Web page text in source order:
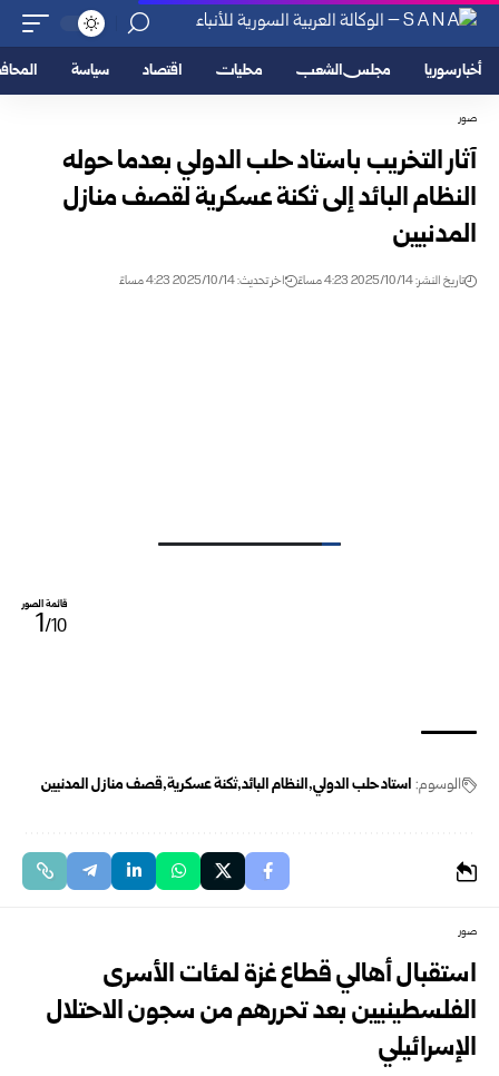
أخبار سوريا مجلس الشعب محليات اقتصاد سياسة
صور
آثار التخريب باستاد حلب الدولي بعدما حوله
النظام البائد إلى ثكنة عسكرية لقصف منازل
المدنيين
تاريخ النشر: 2025/10/14 4:23 مساءً اخر تحديث: 2025/10/14 4:23 مساءً
قائمة الصور
1/10
الوسوم: استاد حلب الدولي النظام البائد ثكنة عسكرية قصف منازل المدنيين
صور
استقبال أهالي قطاع غزة لمئات الأسرى
الفلسطينيين بعد تحررهم من سجون الاحتلال
الإسرائيلي